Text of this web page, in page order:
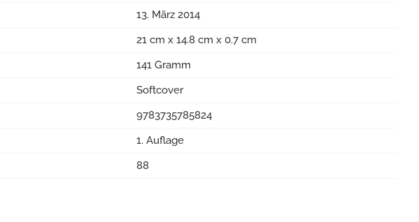
13. März 2014
21 cm x 14.8 cm x 0.7 cm
141 Gramm
Softcover
9783735785824
1. Auflage
88